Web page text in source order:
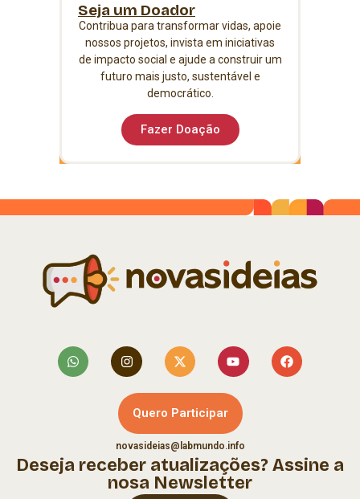
Seja um Doador
Contribua para transformar vidas, apoie
nossos projetos, invista em iniciativas
de impacto social e ajude a construir um
futuro mais justo, sustentável e
democrático.
Fazer Doação
Quero Participar
novasideias@labmundo.info
Deseja receber atualizações? Assine a
nosa Newsletter